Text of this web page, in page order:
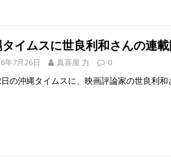
イムスに世良利和さんの連
年7月26日 真喜屋 力 0
の沖縄タイムスに、映画評論家の世良利和